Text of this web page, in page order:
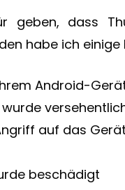
geben, dass
habe ich
Android-
auf das
beschädigt